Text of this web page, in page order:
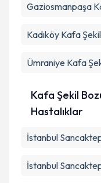
Gaziosmanpaşa
Kadıköy Kafa
Ümraniye Kafa
Kafa Şekil
Hastalıklar
İstanbul
İstanbul